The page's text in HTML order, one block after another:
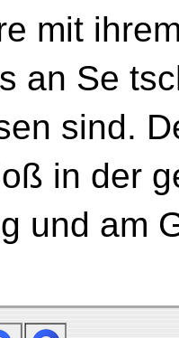
mit
an Se
sind.
in der
und am